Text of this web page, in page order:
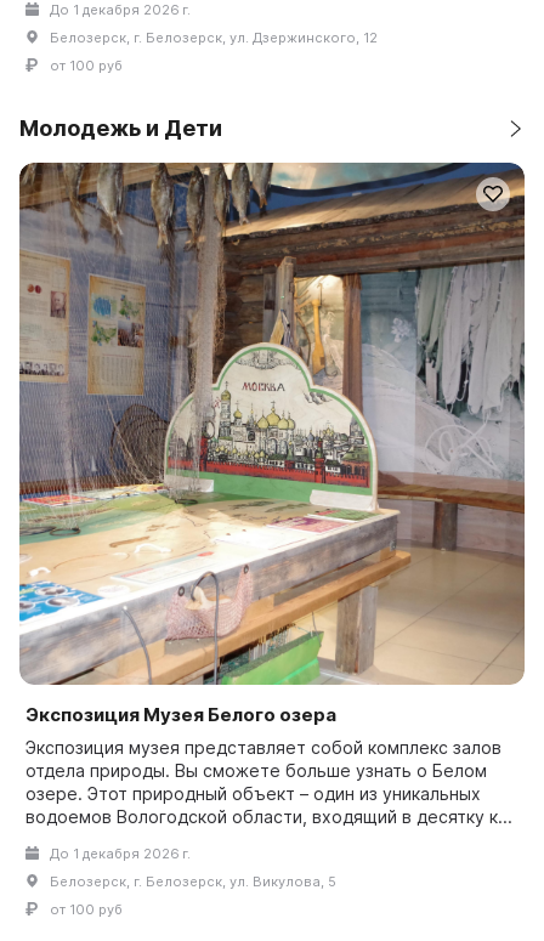
До 1 декабря 2026 г.
Белозерск, г. Белозерск, ул. Дзержинского, 12
от 100 руб
Молодежь и Дети
Экспозиция Музея Белого озера
Экспозиция музея представляет собой комплекс залов
отдела природы. Вы сможете больше узнать о Белом
озере. Этот природный объект – один из уникальных
водоемов Вологодской области, входящий в десятку к...
До 1 декабря 2026 г.
Белозерск, г. Белозерск, ул. Викулова, 5
от 100 руб